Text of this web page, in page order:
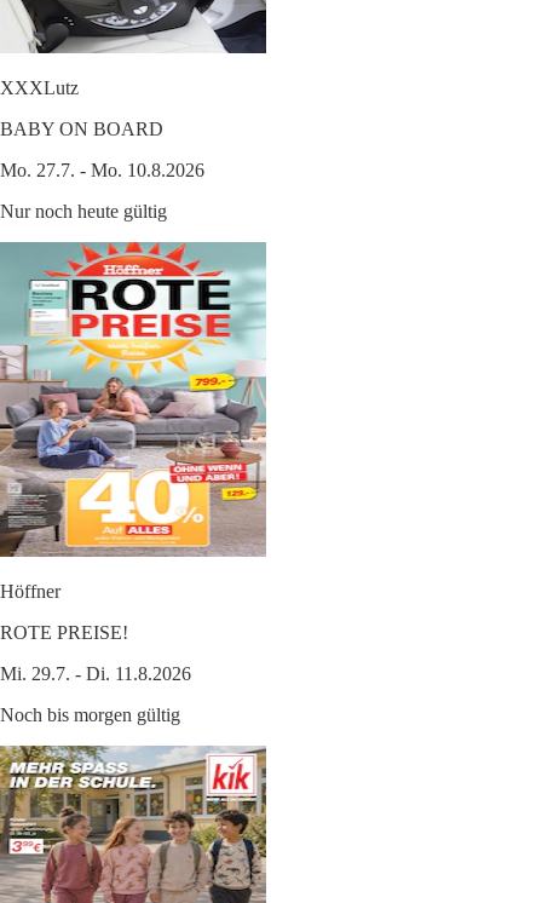
XXXLutz
BABY ON BOARD
Mo. 27.7. - Mo. 10.8.2026
Nur noch heute gültig
Höffner
ROTE PREISE!
Mi. 29.7. - Di. 11.8.2026
Noch bis morgen gültig